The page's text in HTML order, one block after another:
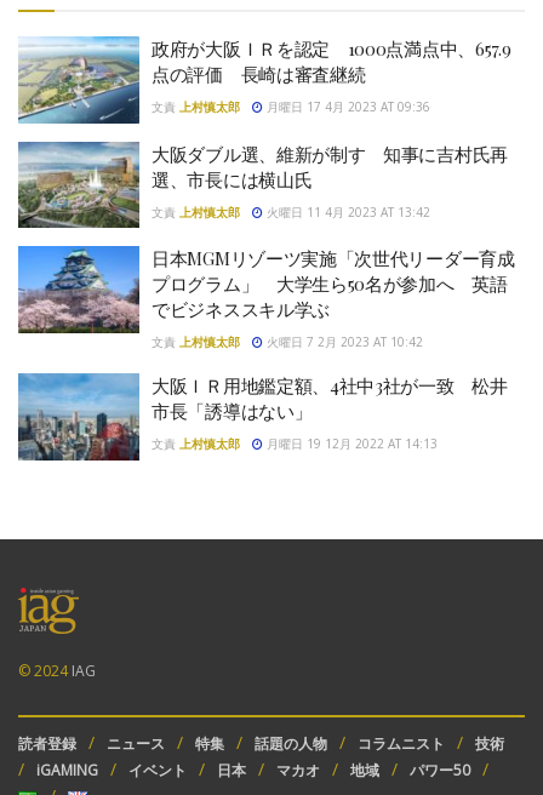
政府が大阪ＩＲを認定 1000点満点中、657.9
点の評価 長崎は審査継続
文責 上村慎太郎 月曜日 17 4月 2023 AT 09:36
大阪ダブル選、維新が制す 知事に吉村氏再
選、市長には横山氏
文責 上村慎太郎 火曜日 11 4月 2023 AT 13:42
日本MGMリゾーツ実施「次世代リーダー育成
プログラム」 大学生ら50名が参加へ 英語
でビジネススキル学ぶ
文責 上村慎太郎 火曜日 7 2月 2023 AT 10:42
大阪ＩＲ用地鑑定額、4社中3社が一致 松井
市長「誘導はない」
文責 上村慎太郎 月曜日 19 12月 2022 AT 14:13
© 2024IAG
読者登録 ニュース 特集 話題の人物 コラムニスト
技術
iGAMING
イベント 日本 マカオ 地域 パワー50